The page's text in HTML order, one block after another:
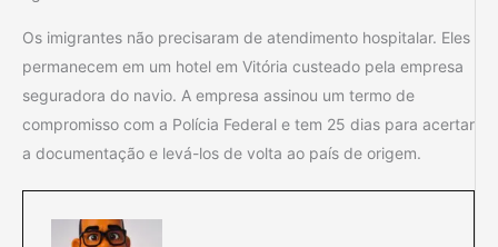
Os imigrantes não precisaram de atendimento hospitalar. Eles
permanecem em um hotel em Vitória custeado pela empresa
seguradora do navio. A empresa assinou um termo de
compromisso com a Polícia Federal e tem 25 dias para acertar
a documentação e levá-los de volta ao país de origem.